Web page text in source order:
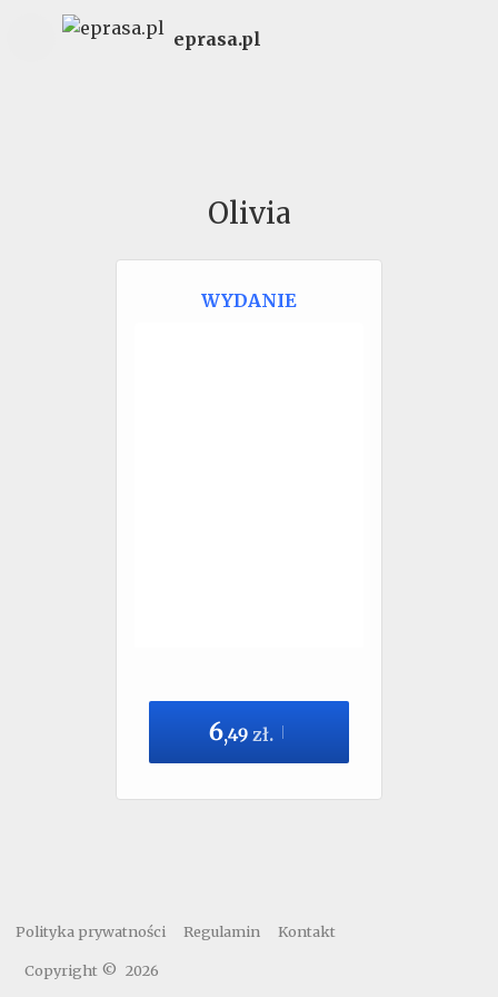
eprasa.pl
Olivia
WYDANIE
6,49 zł.
Polityka prywatności Regulamin Kontakt
Copyright © 2026